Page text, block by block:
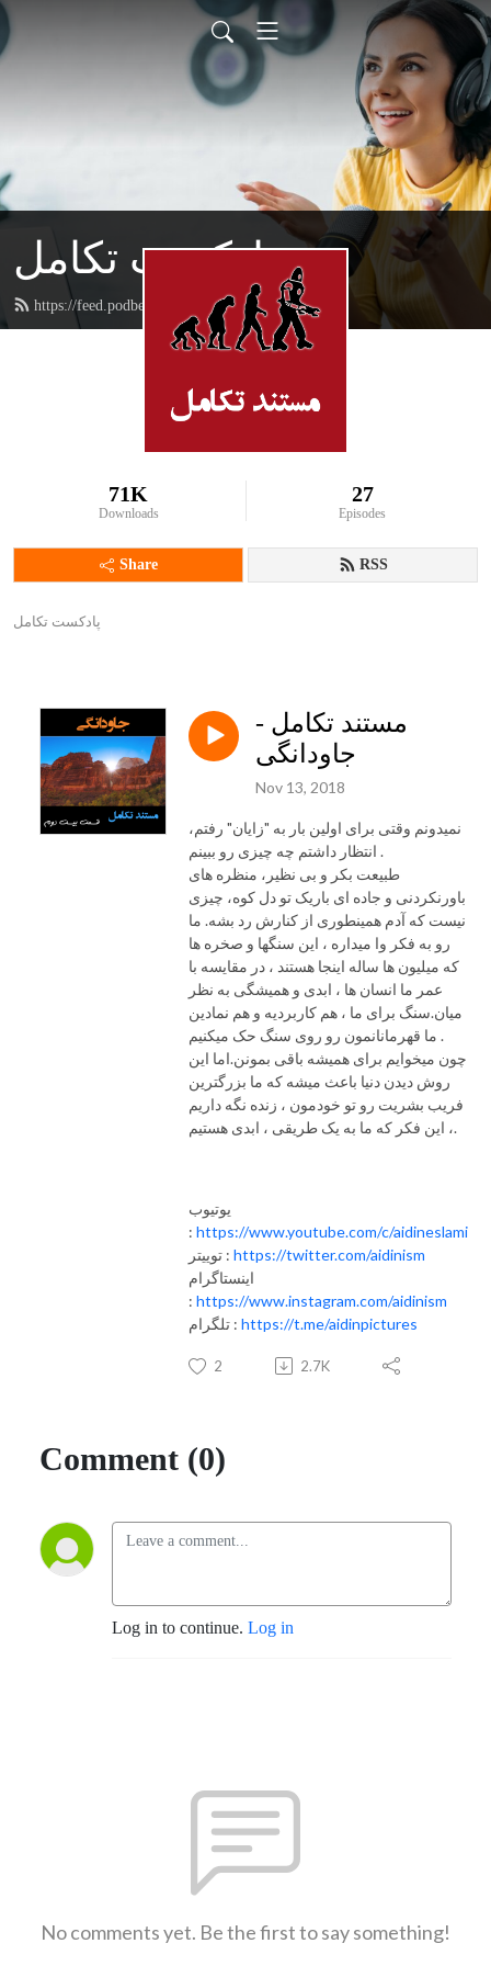
پادکست تکامل
https://feed.podbean.com/aidinism/feed.xml
71K
Downloads
27
Episodes
Share RSS
پادکست تکامل
مستند تکامل -
جاودانگی
Nov 13, 2018
نمیدونم وقتی برای اولین بار به "زایان" رفتم،
انتظار داشتم چه چیزی رو ببینم .
طبیعت بکر و بی نظیر، منظره های
باورنکردنی و جاده ای باریک تو دل کوه، چیزی
نیست که آدم همینطوری از کنارش رد بشه. ما
رو به فکر وا میداره ، این سنگها و صخره ها
که میلیون ها ساله اینجا هستند ، در مقایسه با
عمر ما انسان ها ، ابدی و همیشگی به نظر
میان.سنگ برای ما ، هم کاربردیه و هم نمادین
. ما قهرمانانمون رو روی سنگ حک میکنیم
چون میخوایم برای همیشه باقی بمونن.اما این
روش دیدن دنیا باعث میشه که ما بزرگترین
فریب بشریت رو تو خودمون ، زنده نگه داریم
، این فکر که ما به یک طریقی ، ابدی هستیم.
یوتیوب
: https://www.youtube.com/c/aidineslami
توییتر : https://twitter.com/aidinism
اینستاگرام
: https://www.instagram.com/aidinism
تلگرام : https://t.me/aidinpictures
2 2.7K
Comment (0)
Log in to continue. Log in
No comments yet. Be the first to say something!